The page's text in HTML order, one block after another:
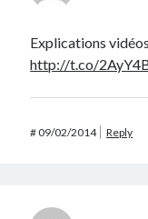
Explications
http://t.co/
#09/02/2014 Reply